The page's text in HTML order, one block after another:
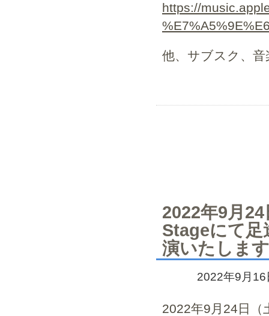
https://
他、サブスク、
2022年9月
Stageにて足
演いたしま
2022年9月
2022年9月24日（